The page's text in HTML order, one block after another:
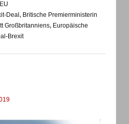
EU
Deal , Britische Premierministerin
Großbritanniens, Europäische
Brexit